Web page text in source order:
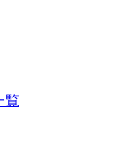
覧